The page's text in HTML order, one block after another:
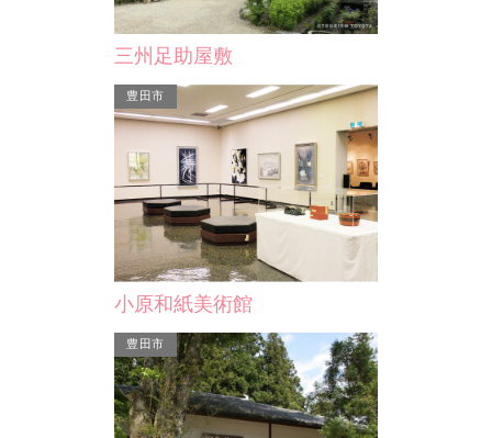
三州足助屋敷
豊田市
小原和紙美術館
豊田市